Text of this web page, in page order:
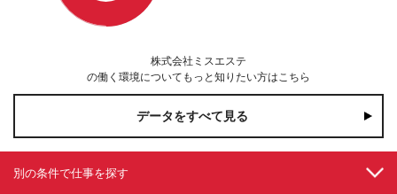
株式会社ミスエステ
の働く環境についてもっと知りたい方はこちら
データをすべて見る
別の条件で仕事を探す